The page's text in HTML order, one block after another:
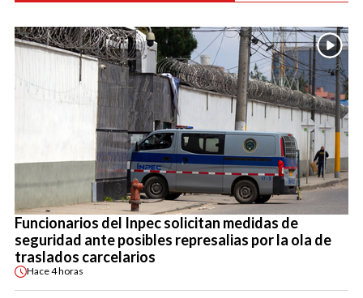
Funcionarios del Inpec solicitan medidas de
seguridad ante posibles represalias por la ola de
traslados carcelarios
Hace4 horas